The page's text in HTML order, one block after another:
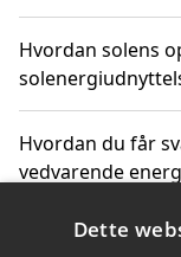
Hvordan solens
Hvordan du får
vedvarende
Dette